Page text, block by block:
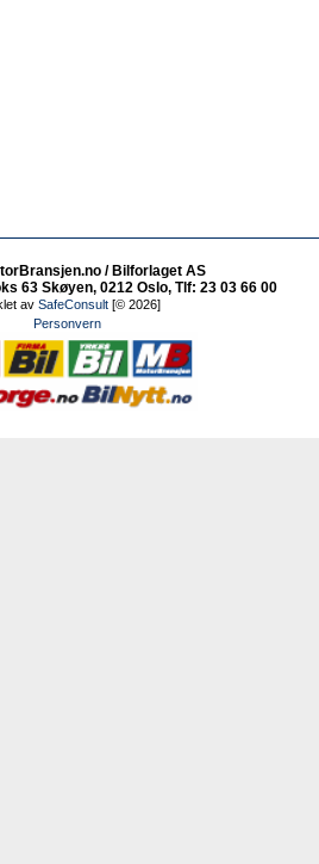
/ Bilforlaget AS
63 Skøyen, 0212 Oslo, Tlf: 23 03 66 00
av SafeConsult[© 2026]
Personvern